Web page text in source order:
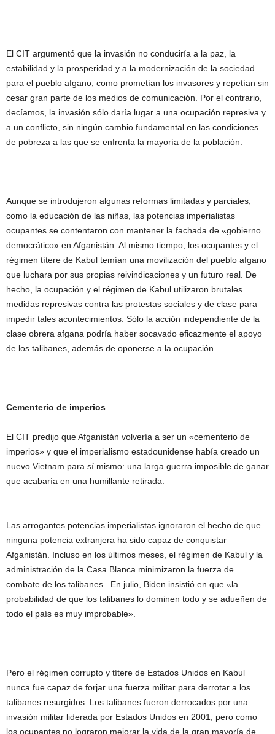
El CIT argumentó que la invasión no conduciría a la paz, la
estabilidad y la prosperidad y a la modernización de la sociedad
para el pueblo afgano, como prometían los invasores y repetían sin
cesar gran parte de los medios de comunicación. Por el contrario,
decíamos, la invasión sólo daría lugar a una ocupación represiva y
a un conflicto, sin ningún cambio fundamental en las condiciones
de pobreza a las que se enfrenta la mayoría de la población.
Aunque se introdujeron algunas reformas limitadas y parciales,
como la educación de las niñas, las potencias imperialistas
ocupantes se contentaron con mantener la fachada de «gobierno
democrático» en Afganistán. Al mismo tiempo, los ocupantes y el
régimen títere de Kabul temían una movilización del pueblo afgano
que luchara por sus propias reivindicaciones y un futuro real. De
hecho, la ocupación y el régimen de Kabul utilizaron brutales
medidas represivas contra las protestas sociales y de clase para
impedir tales acontecimientos. Sólo la acción independiente de la
clase obrera afgana podría haber socavado eficazmente el apoyo
de los talibanes, además de oponerse a la ocupación.
Cementerio de imperios
El CIT predijo que Afganistán volvería a ser un «cementerio de
imperios» y que el imperialismo estadounidense había creado un
nuevo Vietnam para sí mismo: una larga guerra imposible de ganar
que acabaría en una humillante retirada.
Las arrogantes potencias imperialistas ignoraron el hecho de que
ninguna potencia extranjera ha sido capaz de conquistar
Afganistán. Incluso en los últimos meses, el régimen de Kabul y la
administración de la Casa Blanca minimizaron la fuerza de
combate de los talibanes. En julio, Biden insistió en que «la
probabilidad de que los talibanes lo dominen todo y se adueñen de
todo el país es muy improbable».
Pero el régimen corrupto y títere de Estados Unidos en Kabul
nunca fue capaz de forjar una fuerza militar para derrotar a los
talibanes resurgidos. Los talibanes fueron derrocados por una
invasión militar liderada por Estados Unidos en 2001, pero como
los ocupantes no lograron mejorar la vida de la gran mayoría de